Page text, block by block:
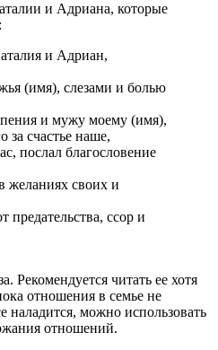
и Адриана, которые
и Адриан,
(имя), слезами и болью
и мужу моему (имя),
счастье наше,
послал благословение
желаниях своих и
предательства, ссор и
Рекомендуется читать ее хотя
отношения в семье не
наладится, можно использовать
отношений.